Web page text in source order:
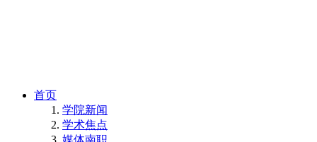
首页
学院新闻
学术焦点
媒体南职